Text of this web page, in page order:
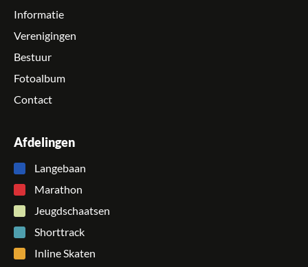
Informatie
Verenigingen
Bestuur
Fotoalbum
Contact
Afdelingen
Langebaan
Marathon
Jeugdschaatsen
Shorttrack
Inline Skaten